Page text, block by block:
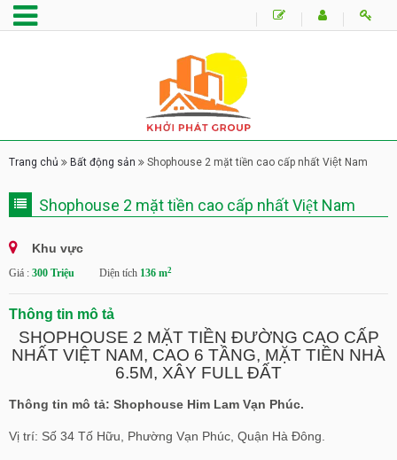
Trang chủ Bất động sản Shophouse 2 mặt tiền cao cấp nhất Việt Nam
Shophouse 2 mặt tiền cao cấp nhất Việt Nam
Khu vực
Giá : 300 Triệu Diện tích 136 m2
Thông tin mô tả
SHOPHOUSE 2 MẶT TIỀN ĐƯỜNG CAO CẤP
NHẤT VIỆT NAM, CAO 6 TẦNG, MẶT TIỀN NHÀ
6.5M, XÂY FULL ĐẤT
Thông tin mô tả: Shophouse Him Lam Vạn Phúc.
Vị trí: Số 34 Tố Hữu, Phường Vạn Phúc, Quận Hà Đông.